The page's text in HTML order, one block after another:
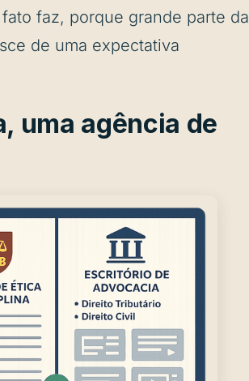
faz, porque grande parte da
de uma expectativa
uma agência de